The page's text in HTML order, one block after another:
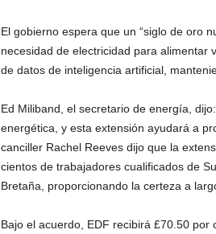
El gobierno espera que un “siglo de oro
necesidad de electricidad para alimentar
de datos de inteligencia artificial,
Ed Miliband, el secretario de energía,
energética, y esta extensión ayudará a
canciller Rachel Reeves dijo que la
cientos de trabajadores cualificados de
Bretaña, proporcionando la certeza a
Bajo el acuerdo, EDF recibirá £70.50